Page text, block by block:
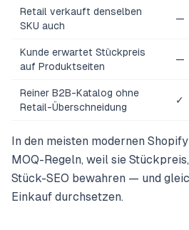
Retail verkauft denselben
SKU auch
—
Kunde erwartet Stückpreis
auf Produktseiten
—
Reiner B2B-Katalog ohne
Retail-Überschneidung
✓
In den meisten modernen
MOQ-Regeln, weil sie
Stück-SEO bewahren — und
Einkauf durchsetzen.